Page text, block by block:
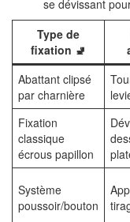
se dévissant
Type de
fixation 🚽
Abattant clipsé
par charnière
Fixation
classique
écrous papillon
Système
poussoir/bouton